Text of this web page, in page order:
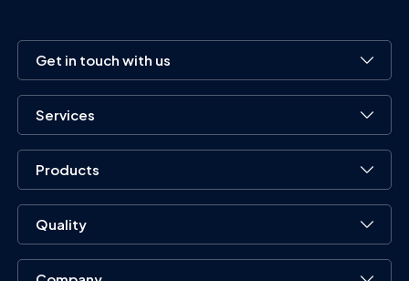
Get in touch with us
Services
Products
Quality